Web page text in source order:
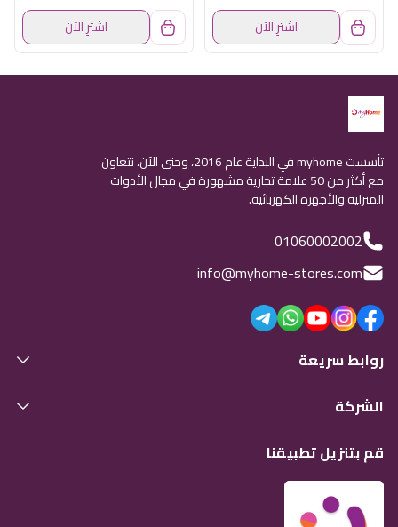
اشترِ الآن
اشترِ الآن
تأسست myhome في البداية عام 2016، وحتى الآن، نتعاون
مع أكثر من 50 علامة تجارية مشهورة في مجال الأدوات
المنزلية والأجهزة الكهربائية.
01060002002
info@myhome-stores.com
روابط سريعة
الشركة
قم بتنزيل تطبيقنا